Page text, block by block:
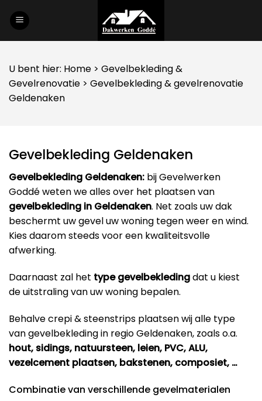
U bent hier: Home > Gevelbekleding&
Gevelrenovatie > Gevelbekleding & gevelrenovatie
Geldenaken
Gevelbekleding Geldenaken
Gevelbekleding Geldenaken: bij Gevelwerken
Goddé weten we alles over het plaatsen van
gevelbekleding in Geldenaken. Net zoals uw dak
beschermt uw gevel uw woning tegen weer en wind.
Kies daarom steeds voor een kwaliteitsvolle
afwerking.
Daarnaast zal het type gevelbekledingdat u kiest
de uitstraling van uw woning bepalen.
Behalve crepi & steenstrips plaatsen wij alle type
van gevelbekleding in regio Geldenaken, zoals o.a.
hout, sidings, natuursteen, leien, PVC, ALU,
vezelcement plaatsen, bakstenen, composiet, …
Combinatie van verschillende gevelmaterialen